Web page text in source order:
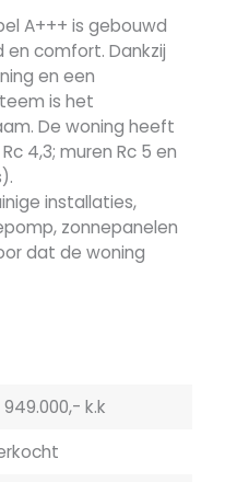
A+++ is gebouwd
comfort. Dankzij
en een
is het
De woning heeft
4,3; muren Rc 5 en
installaties,
zonnepanelen
dat de woning
k.k